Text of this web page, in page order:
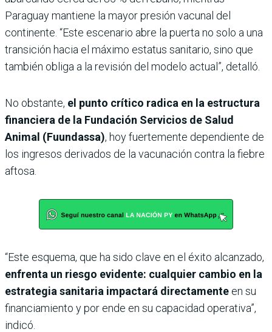
Paraguay mantiene la mayor presión vacunal del
continente. “Este escenario abre la puerta no solo a una
transición hacia el máximo estatus sanitario, sino que
también obliga a la revisión del modelo actual”, detalló.
No obstante, el punto crítico radica en la estructura
financiera de la Fundación Servicios de Salud
Animal (Fuundassa), hoy fuertemente dependiente de
los ingresos derivados de la vacunación contra la fiebre
aftosa.
“Este esquema, que ha sido clave en el éxito alcanzado,
enfrenta un riesgo evidente: cualquier cambio en la
estrategia sanitaria impactará directamente en su
financiamiento y por ende en su capacidad operativa”,
indicó.